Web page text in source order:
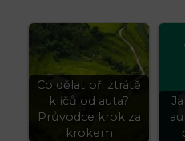
Co dělat při ztrátě
klíčů od auta?
Průvodce krok za
krokem